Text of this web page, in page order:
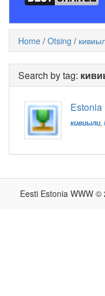
Home / Otsing /
Search by tag:
Estonia
кивиыли,
Eesti Estonia WWW ©